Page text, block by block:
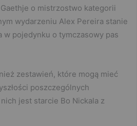
o mistrzostwo kategorii
wydarzeniu Alex Pereira stanie
w pojedynku o tymczasowy pas
zestawień, które mogą mieć
poszczególnych
jest starcie Bo Nickala z